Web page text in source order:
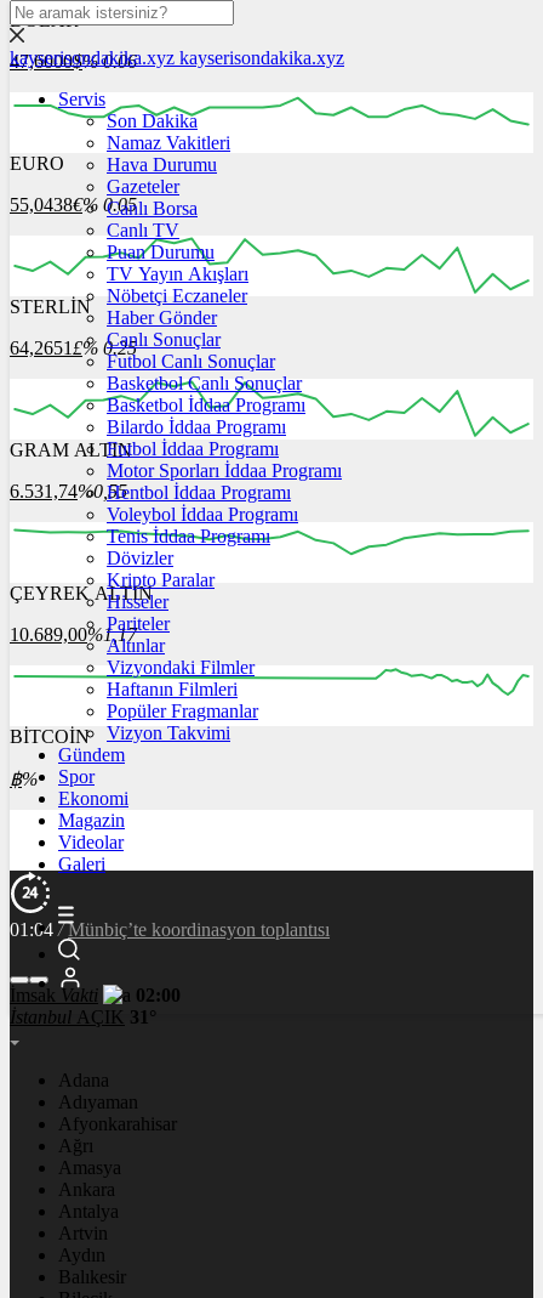
DOLAR
47,6000$% 0.06
10:00 11:00
EURO
55,0438€% 0.05
10:00 11:00
STERLİN
64,2651£% 0.25
10:00 11:00 12:00
GRAM ALTIN
6.531,74%0,55
10:00 11:00
ÇEYREK ALTIN
10.689,00%1,17
00:00 04:00
BİTCOİN
฿%
kayserisondakika.xyz kayserisondakika.xyz
Servis
Son Dakika
Namaz Vakitleri
Hava Durumu
Gazeteler
Canlı Borsa
Canlı TV
Puan Durumu
TV Yayın Akışları
Nöbetçi Eczaneler
Haber Gönder
Canlı Sonuçlar
Futbol Canlı Sonuçlar
Basketbol Canlı Sonuçlar
Basketbol İddaa Programı
Bilardo İddaa Programı
Futbol İddaa Programı
Motor Sporları İddaa Programı
Hentbol İddaa Programı
Voleybol İddaa Programı
Tenis İddaa Programı
Dövizler
Kripto Paralar
Hisseler
Pariteler
Altınlar
Vizyondaki Filmler
Haftanın Filmleri
Popüler Fragmanlar
Vizyon Takvimi
Gündem
Spor
Ekonomi
Magazin
Videolar
Galeri
01:04 / Münbiç’te koordinasyon toplantısı
İmsak Vakti
02:00
İstanbul AÇIK 31°
Adana
Adıyaman
Afyonkarahisar
Ağrı
Amasya
Ankara
Antalya
Artvin
Aydın
Balıkesir